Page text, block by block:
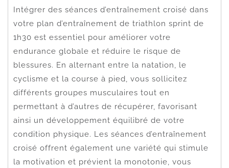
Intégrer des séances d’entraînement croisé dans
votre plan d’entraînement de triathlon sprint de
1h30 est essentiel pour améliorer votre
endurance globale et réduire le risque de
blessures. En alternant entre la natation, le
cyclisme et la course à pied, vous sollicitez
différents groupes musculaires tout en
permettant à d’autres de récupérer, favorisant
ainsi un développement équilibré de votre
condition physique. Les séances d’entraînement
croisé offrent également une variété qui stimule
la motivation et prévient la monotonie, vous